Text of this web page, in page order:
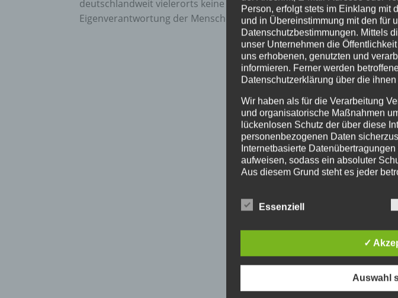
deutschlandweit vielerorts keine Maskenpflicht mehr und die
Eigenverantwortung der Menschen und Unternehmen. Zum Schutz
Person, erfolgt stets im Einklang mit
und in Übereinstimmung mit den für
Datenschutzbestimmungen. Mittels
unser Unternehmen die
uns erhobenen, genutzten und
informieren. Ferner werden
Datenschutzerklärung über die
Wir haben als für die Verarbeitung
und organisatorische Maßnahmen
lückenlosen Schutz der über diese
personenbezogenen Daten
Internetbasierte
aufweisen, sodass ein absoluter
Aus diesem Grund steht es jeder
Die Datenschutzerklärung beruht
Europäischen Richtlinien- und
Datenschutz-Grundverordnung (DS-
Essenziell
✓
Auswahl